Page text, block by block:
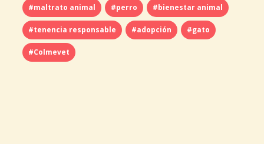
#maltrato animal #perro #bienestar animal
#tenencia responsable #adopción #gato
#Colmevet